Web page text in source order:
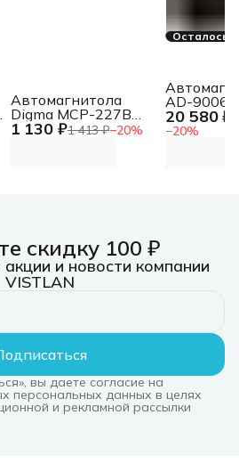
1 130 ₽1 413 ₽−20%
Автомагнитола
Digma MCP-227B
1DIN 2x45Вт v5.0
Осталось
20 580 ₽
−20%
AD-
4x50Вт
6144Mb
скидку 100 ₽
и новости компании
VISTLAN
вы даете согласие на
персональных данных в целях
и рекламной рассылки